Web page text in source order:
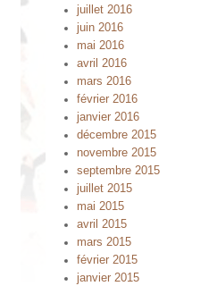
juillet 2016
juin 2016
mai 2016
avril 2016
mars 2016
février 2016
janvier 2016
décembre 2015
novembre 2015
septembre 2015
juillet 2015
mai 2015
avril 2015
mars 2015
février 2015
janvier 2015